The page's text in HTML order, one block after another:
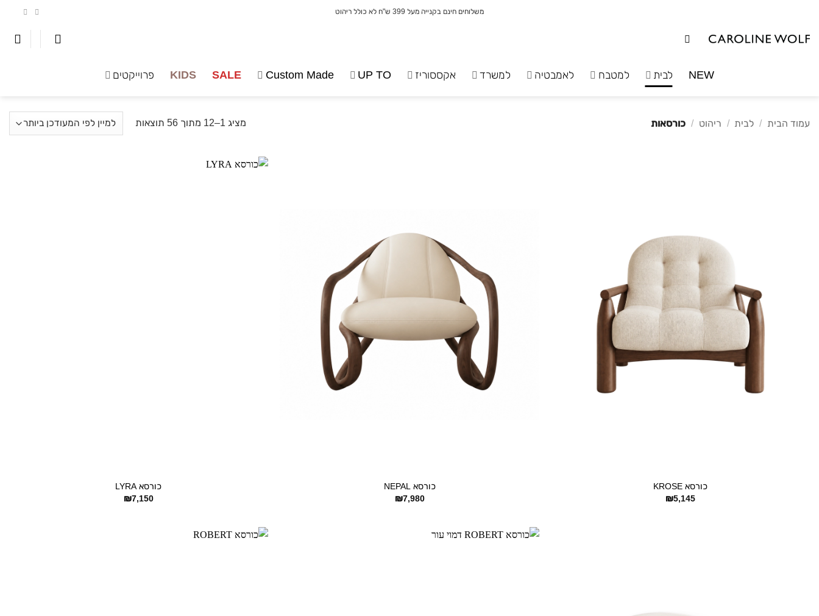
משלוחים חינם בקנייה מעל 399 ש"ח לא כולל ריהוט
NEW לבית למטבח לאמבטיה למשרד אקססוריז UP TO
Custom Made
SALE
KIDS פרוייקטים
עמוד הבית / לבית / ריהוט / כורסאות מציג 1–12 מתוך 56 תוצאות
ממוין
כורסא KROSE
₪5,145
כורסא NEPAL
₪7,980
כורסא LYRA
₪7,150